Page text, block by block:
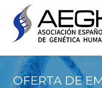
OFERTA DE